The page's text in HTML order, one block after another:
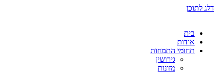
דלג לתוכן
בית
אודות
תחומי התמחות
גירושין
מזונות